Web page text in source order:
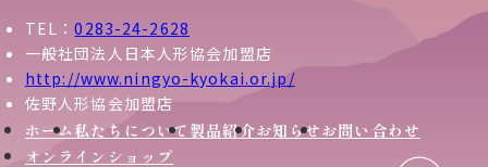
TEL：0283-24-2628
一般社団法人日本人形協会加盟店
http://www.ningyo-kyokai.or.jp/
佐野人形協会加盟店
ホーム私たちについて 製品紹介お知らせお問い合わせ
オンラインショップ